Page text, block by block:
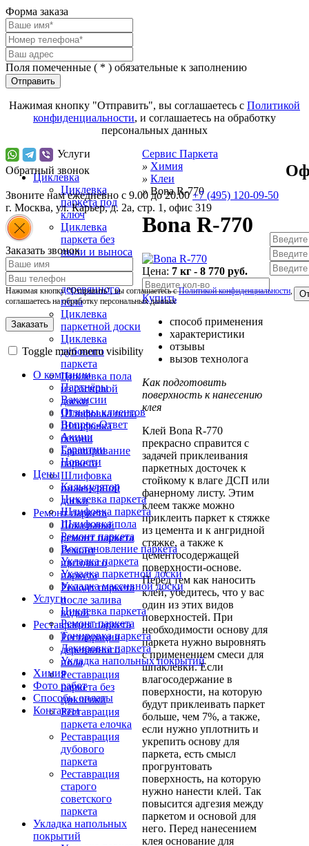
Форма заказа
Поля помеченные ( * ) обязательные к заполнению
Отправить
Нажимая кнопку "Отправить", вы соглашаетесь с Политикой
конфиденциальности, и соглашаетесь на обработку
персональных данных
Обратный звонок
Звоните нам ежедневно с 9.00 до 20.00 +7 (495) 120-09-50
г. Москва, ул. Карьер, д. 2а, стр. 1, офис 319
Заказать звонок
Нажимая кнопку "Отправить", вы соглашаетесь сПолитикой конфиденциальности, и
соглашаетесь на обработку персональных данных
Toggle main menu visibility
О компании
Партнёры
Вакансии
Отзывы клиентов
Вопрос-Ответ
Акции
Гарантии
Новости
Цены
Калькулятор
Циклевка паркета
Шлифовка паркета
Шлифовка пола
Ремонт паркета
Восстановление паркета
Укладка паркета
Укладка паркетной доски
Укладка массивной доски
Услуги
Циклевка паркета
Ремонт паркета
Тонировка паркета
Лакировка паркета
Укладка напольных покрытий
Химия
Фото работ
Способы оплаты
Контакты
Услуги
Циклевка
Циклевка
паркета под
ключ
Циклевка
паркета без
пыли и выноса
Циклевка
деревянного
пола
Циклевка
паркетной доски
Циклевка
дубового
паркета
Циклевка пола
из сосновой
доски
Шлифовка пола
Шлифовка
бетона
Браширование
паркета
Шлифовка
инженерной
доски
Ремонт паркета
Локальный
ремонт паркета
Ремонт
щитового
паркета
Ремонт паркета
после залива
водой
Реставрация паркета
Реставрация
деревянного
пола
Реставрация
паркета без
циклевки
Реставрация
паркета елочка
Реставрация
дубового
паркета
Реставрация
старого
советского
паркета
Укладка напольных
покрытий
Сервис Паркета
» Химия
» Клеи
» Bona R-770
Bona R-770
Цена: 7 кг - 8 770 руб.
Купить
способ применения
характеристики
отзывы
вызов технолога
Как подготовить
поверхность к нанесению
клея
Клей Bona R-770
прекрасно справится с
задачей приклеивания
паркетных досточек к
стойкому к влаге ДСП или
фанерному листу. Этим
клеем также можно
приклеить паркет к стяжке
из цемента и к ангридной
стяжке, а также к
цементосодержащей
поверхности-основе.
Перед тем как наносить
клей, убедитесь, что у вас
один из этих видов
поверхностей. При
необходимости основу для
паркета нужно выровнять
с применением смеси для
шпаклевки. Если
влагосодержание в
поверхности, на которую
будут приклеивать паркет
больше, чем 7%, а также,
если нужно уплотнить и
укрепить основу для
паркета, есть смысл
прогрунтовать
поверхность, на которую
нужно нанести клей. Так
повысится адгезия между
паркетом и основой для
него. Перед нанесением
клея основание для